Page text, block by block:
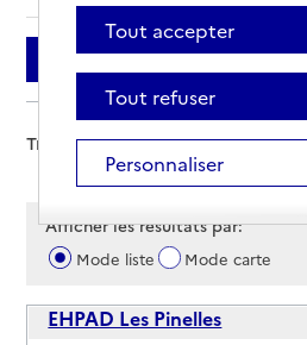
Filtrer
Trier par :
Afficher les résultats par:
Mode liste
Mode carte
EHPAD Les Pinelles
Tout accepter
Tout refuser
Personnaliser